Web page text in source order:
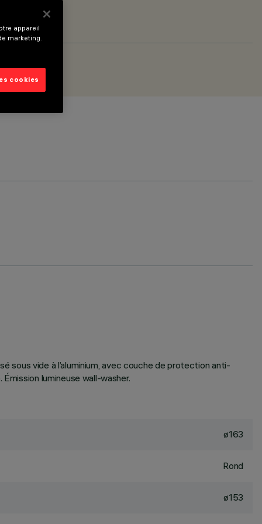
sous vide à l’aluminium, avec couche de protection anti-
lumineuse wall-washer.
ø163
Rond
ø153
appareil
marketing.
cookies